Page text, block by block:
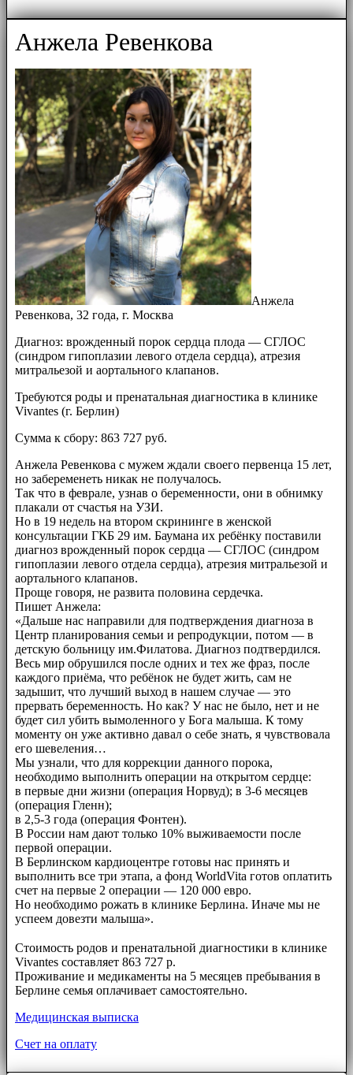
Анжела Ревенкова
Анжела
Ревенкова, 32 года, г. Москва
Диагноз: врожденный порок сердца плода — СГЛОС
(синдром гипоплазии левого отдела сердца), атрезия
митральезой и аортального клапанов.
Требуются роды и пренатальная диагностика в клинике
Vivantes (г. Берлин)
Сумма к сбору: 863 727 руб.
Анжела Ревенкова с мужем ждали своего первенца 15 лет,
но забеременеть никак не получалось.
Так что в феврале, узнав о беременности, они в обнимку
плакали от счастья на УЗИ.
Но в 19 недель на втором скрининге в женской
консультации ГКБ 29 им. Баумана их ребёнку поставили
диагноз врожденный порок сердца — СГЛОС (синдром
гипоплазии левого отдела сердца), атрезия митральезой и
аортального клапанов.
Проще говоря, не развита половина сердечка.
Пишет Анжела:
«Дальше нас направили для подтверждения диагноза в
Центр планирования семьи и репродукции, потом — в
детскую больницу им.Филатова. Диагноз подтвердился.
Весь мир обрушился после одних и тех же фраз, после
каждого приёма, что ребёнок не будет жить, сам не
задышит, что лучший выход в нашем случае — это
прервать беременность. Но как? У нас не было, нет и не
будет сил убить вымоленного у Бога малыша. К тому
моменту он уже активно давал о себе знать, я чувствовала
его шевеления…
Мы узнали, что для коррекции данного порока,
необходимо выполнить операции на открытом сердце:
в первые дни жизни (операция Норвуд); в 3-6 месяцев
(операция Гленн);
в 2,5-3 года (операция Фонтен).
В России нам дают только 10% выживаемости после
первой операции.
В Берлинском кардиоцентре готовы нас принять и
выполнить все три этапа, а фонд WorldVita готов оплатить
счет на первые 2 операции — 120 000 евро.
Но необходимо рожать в клинике Берлина. Иначе мы не
успеем довезти малыша».
Стоимость родов и пренатальной диагностики в клинике
Vivantes составляет 863 727 р.
Проживание и медикаменты на 5 месяцев пребывания в
Берлине семья оплачивает самостоятельно.
Медицинская выписка
Счет на оплату